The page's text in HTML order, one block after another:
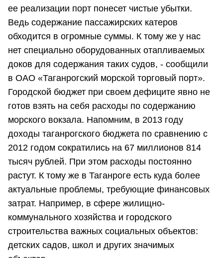
ее реализации порт понесет чистые убытки.
Ведь содержание пассажирских катеров
обходится в огромные суммы. К тому же у нас
нет специально оборудованных отапливаемых
доков для содержания таких судов, - сообщили
в ОАО «Таганрогский морской торговый порт».
Городской бюджет при своем дефиците явно не
готов взять на себя расходы по содержанию
морского вокзала. Напомним, в 2013 году
доходы таганрогского бюджета по сравнению с
2012 годом сократились на 67 миллионов 814
тысяч рублей. При этом расходы постоянно
растут. К тому же в Таганроге есть куда более
актуальные проблемы, требующие финансовых
затрат. Например, в сфере жилищно-
коммунального хозяйства и городского
строительства важных социальных объектов:
детских садов, школ и других значимых